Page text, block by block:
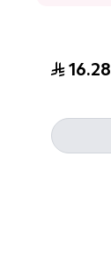
16.28